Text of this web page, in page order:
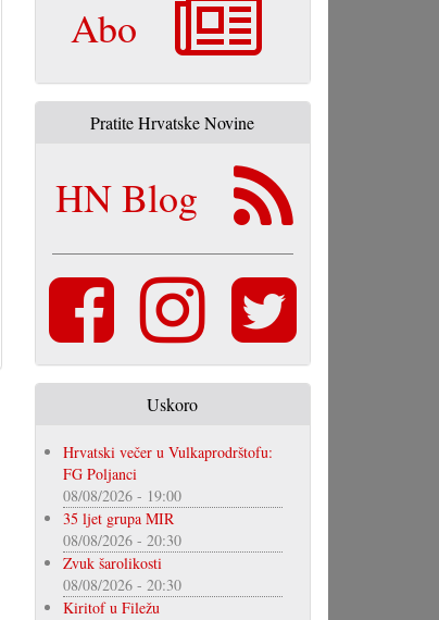
Abo
Pratite Hrvatske Novine
HN Blog
Uskoro
Hrvatski večer u Vulkaprodrštofu:
FG Poljanci
08/08/2026 - 19:00
35 ljet grupa MIR
08/08/2026 - 20:30
Zvuk šarolikosti
08/08/2026 - 20:30
Kiritof u Filežu